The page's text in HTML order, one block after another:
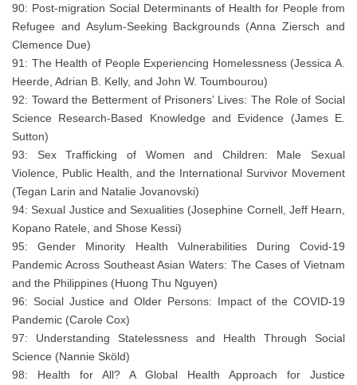
90: Post-migration Social Determinants of Health for People from
Refugee and Asylum-Seeking Backgrounds (Anna Ziersch and
Clemence Due)
91: The Health of People Experiencing Homelessness (Jessica A.
Heerde, Adrian B. Kelly, and John W. Toumbourou)
92: Toward the Betterment of Prisoners’ Lives: The Role of Social
Science Research-Based Knowledge and Evidence (James E.
Sutton)
93: Sex Trafficking of Women and Children: Male Sexual
Violence, Public Health, and the International Survivor Movement
(Tegan Larin and Natalie Jovanovski)
94: Sexual Justice and Sexualities (Josephine Cornell, Jeff Hearn,
Kopano Ratele, and Shose Kessi)
95: Gender Minority Health Vulnerabilities During Covid-19
Pandemic Across Southeast Asian Waters: The Cases of Vietnam
and the Philippines (Huong Thu Nguyen)
96: Social Justice and Older Persons: Impact of the COVID-19
Pandemic (Carole Cox)
97: Understanding Statelessness and Health Through Social
Science (Nannie Sköld)
98: Health for All? A Global Health Approach for Justice